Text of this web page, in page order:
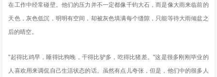
在工作中经常碰壁。他们的压力并不一定都像千钧大石，而是像大雨来临前的
天色，灰色低沉，明明有空间，却被灰色填满每个缝隙，只能等待大雨倾盆之
后的晴空。
"起得比鸡早，睡得比狗晚，干得比驴多，吃得比猪差。"这是很多刚刚毕业的
人喜欢用来调侃自己生活状态的话。虽然有点儿夸张，但是，他们中的很多人